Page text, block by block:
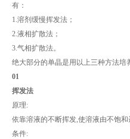
有：
1.溶剂缓慢挥发法；
2.液相扩散法；
3.气相扩散法。
绝大部分的单晶是用以上三种方法培
01
挥发法
原理:
依靠溶液的不断挥发,使溶液由不饱和
条件: